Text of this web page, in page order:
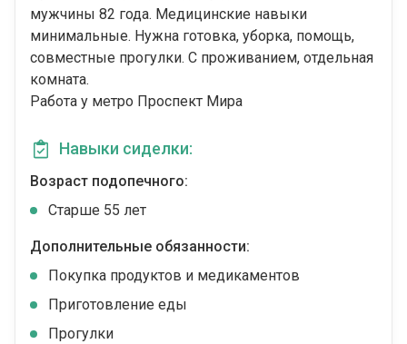
мужчины 82 года. Медицинские навыки
минимальные. Нужна готовка, уборка, помощь,
совместные прогулки. С проживанием, отдельная
комната.
Работа у метро Проспект Мира
Навыки сиделки:
Возраст подопечного:
Cтарше 55 лет
Дополнительные обязанности:
Покупка продуктов и медикаментов
Приготовление еды
Прогулки